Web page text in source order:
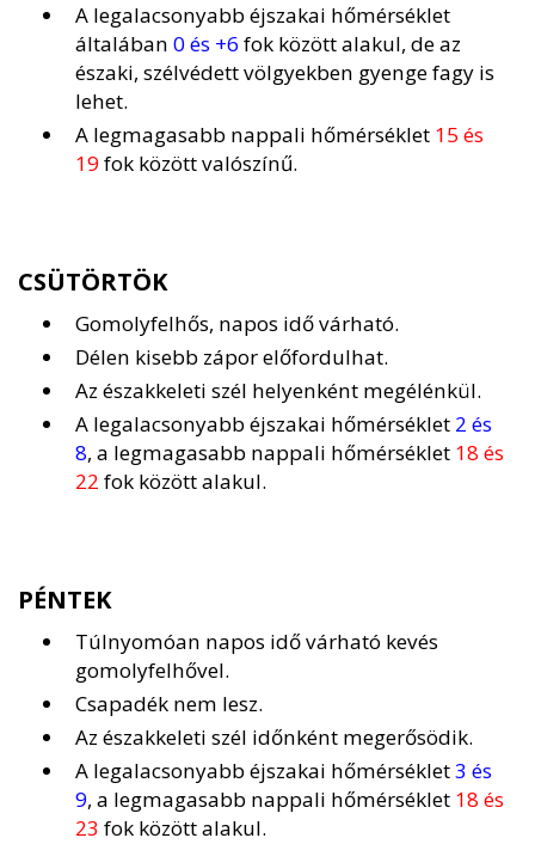
A legalacsonyabb éjszakai hőmérséklet
általában 0 és +6 fok között alakul, de az
északi, szélvédett völgyekben gyenge fagy is
lehet.
A legmagasabb nappali hőmérséklet 15 és
19fok között valószínű.
CSÜTÖRTÖK
Gomolyfelhős, napos idő várható.
Délen kisebb zápor előfordulhat.
Az északkeleti szél helyenként megélénkül.
A legalacsonyabb éjszakai hőmérséklet 2 és
8, a legmagasabb nappali hőmérséklet 18 és
22 fok között alakul.
PÉNTEK
Túlnyomóan napos idő várható kevés
gomolyfelhővel.
Csapadék nem lesz.
Az északkeleti szél időnként megerősödik.
A legalacsonyabb éjszakai hőmérséklet3 és
9, a legmagasabb nappali hőmérséklet 18 és
23 fok között alakul.